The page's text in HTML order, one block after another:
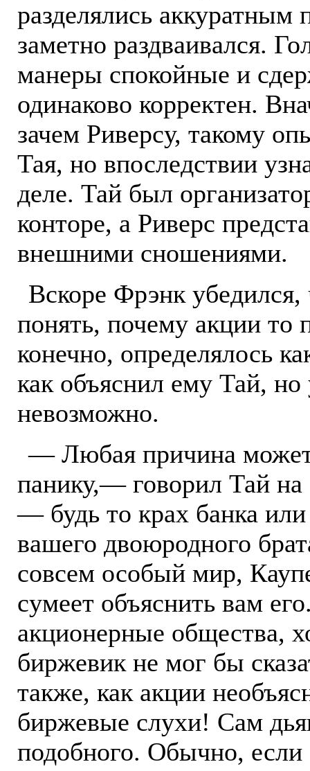
разделялись
заметно раздваивался.
манеры спокойные и
одинаково корректен.
зачем Риверсу, такому
Тая, но впоследствии
деле. Тай был
конторе, а Риверс
внешними сношениями.
Вскоре Фрэнк убедился,
понять, почему акции то
конечно, определялось
как объяснил ему Тай,
невозможно.
— Любая причина
панику,— говорил Тай на
— будь то крах банка
вашего двоюродного
совсем особый мир,
сумеет объяснить вам
акционерные общества,
биржевик не мог бы
также, как акции
биржевые слухи! Сам
подобного. Обычно, если